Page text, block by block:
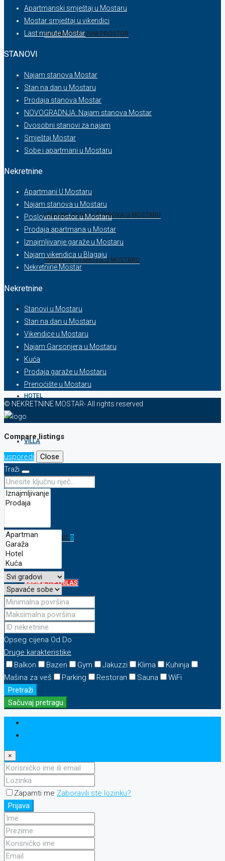
NAJAM: POSLOVNI PROSTOR
SKLADIŠTE / HALA
SOBA
STAN
IZNAJMLJIVANJE STANOVA U MOSTARU
PRODAJA STANOVA U MOSTARU
STAN NA DAN
VIKENDICA
HOTEL
VILLA
KONTAKT
FAVORIT 0
KREIRAJTE OGLAS
Apartmanski smještaj u Mostaru
Mostar smještaj u vikendici
Last minute Mostar
STANOVI
Najam stanova Mostar
Stan na dan u Mostaru
Prodaja stanova Mostar
NOVOGRADNJA: Najam stanova Mostar
Dvosobni stanovi za najam
Smještaj Mostar
Sobe i apartmani u Mostaru
Nekretnine
Apartmani U Mostaru
Najam stanova u Mostaru
Poslovni prostor u Mostaru
Prodaja apartmana u Mostar
Iznajmljivanje garaže u Mostaru
Najam vikendica u Blagaju
Nekretnine Mostar
Nekretnine
Stanovi u Mostaru
Stan na dan u Mostaru
Vikendice u Mostaru
Najam Garsonjera u Mostaru
Kuća
Prodaja garaže u Mostaru
Prenoćište u Mostaru
© NEKRETNINE MOSTAR- All rights reserved
Compare listings
usporedi
Close
Traži
Opseg cijena Od Do
Druge karakteristike
Balkon
Bazen Gym Jakuzzi Klima
Kuhinja
Mašina za veš
Parking Restoran Sauna
WiFi
Pretraži
Sačuvaj pretragu
×
Zapamti me Zaboravili ste lozinku?
Prijava